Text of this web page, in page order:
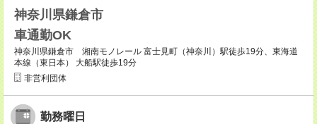
神奈川県鎌倉市
車通勤OK
神奈川県鎌倉市 湘南モノレール 富士見町（神奈川）駅徒歩19分、東海道
本線（東日本） 大船駅徒歩19分
非営利団体
勤務曜日